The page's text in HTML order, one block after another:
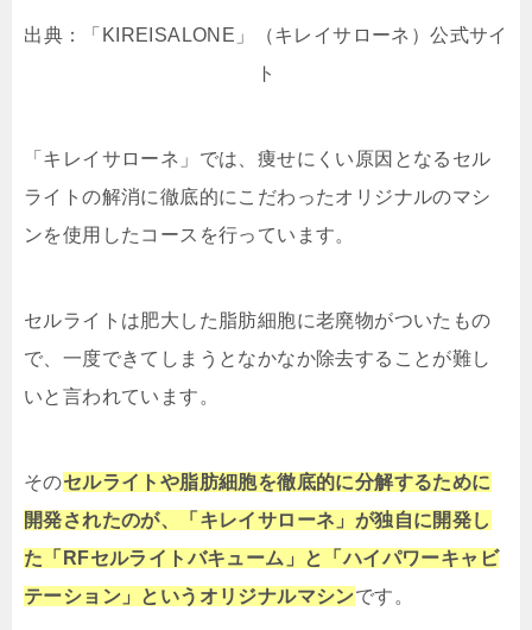
出典：「KIREISALONE」（キレイサローネ）公式サイ
ト
「キレイサローネ」では、痩せにくい原因となるセル
ライトの解消に徹底的にこだわったオリジナルのマシ
ンを使用したコースを行っています。
セルライトは肥大した脂肪細胞に老廃物がついたもの
で、一度できてしまうとなかなか除去することが難し
いと言われています。
そのセルライトや脂肪細胞を徹底的に分解するために
開発されたのが、「キレイサローネ」が独自に開発し
た「RFセルライトバキューム」と「ハイパワーキャビ
テーション」というオリジナルマシンです。